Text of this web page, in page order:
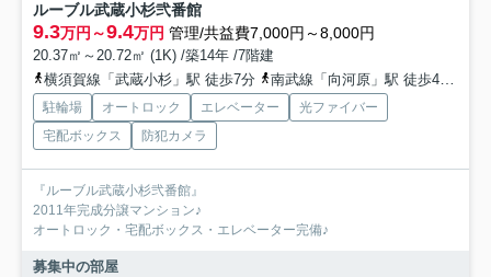
ルーブル武蔵小杉弐番館
9.3万円～9.4万円 管理/共益費7,000円～8,000円
20.37㎡～20.72㎡ (1K) /築14年 /7階建
横須賀線「武蔵小杉」駅 徒歩7分
南武線「向河原」駅 徒歩4分
駐輪場 オートロック エレベーター
光ファイバー
宅配ボックス
防犯カメラ
『ルーブル武蔵小杉弐番館』
2011年完成分譲マンション♪
オートロック・宅配ボックス・エレベーター完備♪
募集中の部屋